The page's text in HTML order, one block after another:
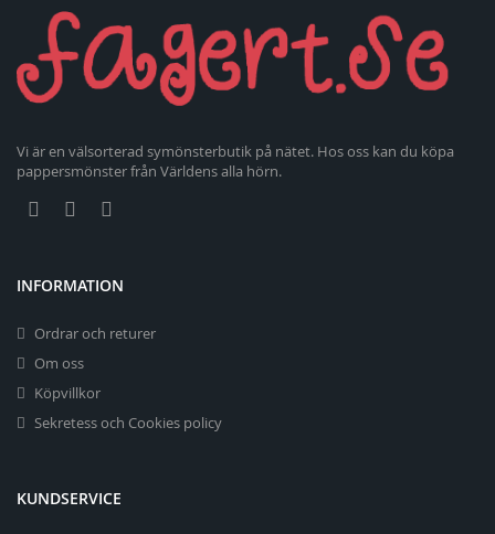
Vi är en välsorterad symönsterbutik på nätet. Hos oss kan du köpa
pappersmönster från Världens alla hörn.
INFORMATION
Ordrar och returer
Om oss
Köpvillkor
Sekretess och Cookies policy
KUNDSERVICE